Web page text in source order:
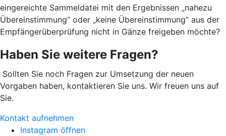
eingereichte Sammeldatei mit den Ergebnissen „nahezu
Übereinstimmung“ oder „keine Übereinstimmung“ aus der
Empfängerüberprüfung nicht in Gänze freigeben möchte?
Haben Sie weitere Fragen?
Sollten Sie noch Fragen zur Umsetzung der neuen
Vorgaben haben, kontaktieren Sie uns. Wir freuen uns auf
Sie.
Kontakt aufnehmen
Instagram öffnen